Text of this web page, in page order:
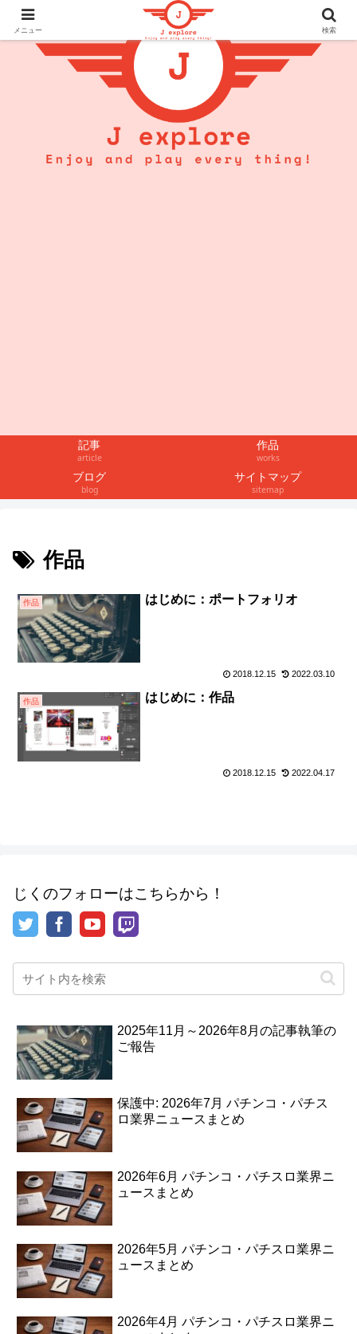
記事
article
作品
works
ブログ
blog
サイトマップ
sitemap
作品
作品 はじめに：ポートフォリオ
2018.12.15 2022.03.10
作品 はじめに：作品
2018.12.15 2022.04.17
じくのフォローはこちらから！
2025年11月～2026年8月の記事執筆の
ご報告
保護中: 2026年7月 パチンコ・パチス
ロ業界ニュースまとめ
2026年6月 パチンコ・パチスロ業界ニ
ュースまとめ
2026年5月 パチンコ・パチスロ業界ニ
ュースまとめ
2026年4月 パチンコ・パチスロ業界ニ
メニュー 検索